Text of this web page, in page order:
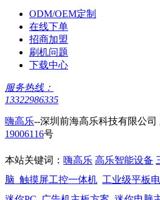
ODM/OEM定制
在线下单
招商加盟
刷机问题
下载中心
服务热线：
13322986335
嗨高乐--深圳前海高乐科技有限公司
19006116号
本站关键词： 嗨高乐 高乐智能设备
脑 触摸屏工控一体机 工业级平板